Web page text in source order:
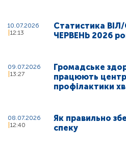
10.07.2026
12:13
Статистика ВІЛ/
ЧЕРВЕНЬ 2026
09.07.2026
13:27
Громадське
працюють
профілактики
08.07.2026
12:40
Як правильно
спеку